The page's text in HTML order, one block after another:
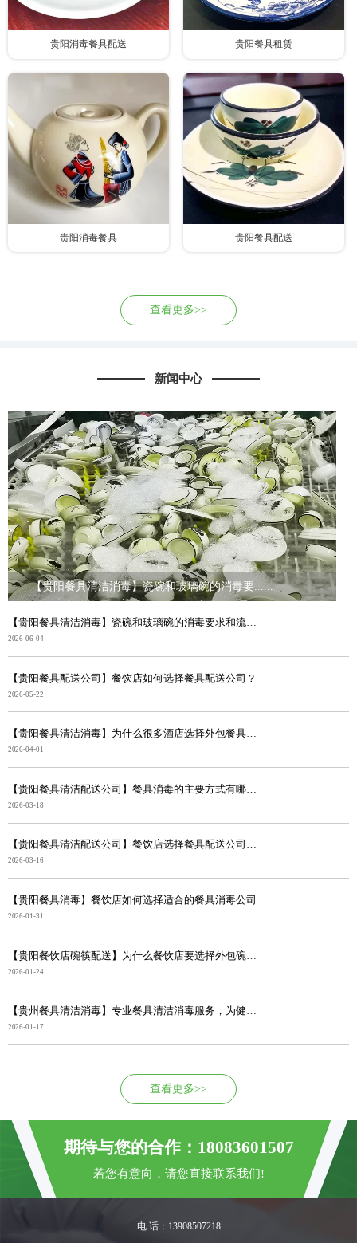
贵阳消毒餐具配送 贵阳餐具租赁
贵阳消毒餐具 贵阳餐具配送
查看更多>>
新闻中心
【贵阳餐具清洁消毒】瓷碗和玻璃碗的消毒要......
2026-06-04
【贵阳餐具配送公司】餐饮店如何选择餐具配送公司？
2026-05-22
【贵阳餐具清洁消毒】为什么很多酒店选择外包餐具清洁配...
2026-04-01
2026-03-18
【贵阳餐具清洁配送公司】餐饮店选择餐具配送公司的好处
2026-03-16
【贵阳餐具消毒】餐饮店如何选择适合的餐具消毒公司
2026-01-31
2026-01-24
【贵州餐具清洁消毒】专业餐具清洁消毒服务，为健康筑牢...
2026-01-17
查看更多>>
期待与您的合作：18083601507
若您有意向，请您直接联系我们!
电 话：13908507218